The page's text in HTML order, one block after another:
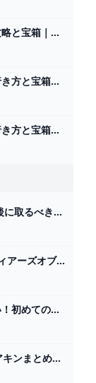
タウヨシプニの祠攻略と宝箱｜進むか戻るか
テンマテンの祠の行き方と宝箱｜ラウルの祝福
ジオタキオの祠の行き方と宝箱｜ラウルの祝福
ティアキン ブループリント入手後に取るべき設計図を紹介します 攻略動画 ゼルダの伝説ティアーズオブザキングダム 最強 2024
【完全初見！#ゼルダの伝説 #ティアーズオブザキングダム 】ゲルドの街〜石碑/壁画〜雷の神殿まで！これがスムーズ攻略（当社比） 【#ティアキン #totk】 - YouTube
【ティアキン攻略】もう怖くない！初めてのグリオーク討伐「氷雪グリオーク」を簡単で安全に倒せる討伐方法と出現場所を紹介します【ティアーズオブザキングダム】 - YouTube
裏技小技 - ゼルダ攻略Wikiティアキンまとめ速報